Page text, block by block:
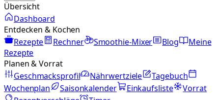
Übersicht
Dashboard
Entdecken & Kochen
Rezepte
Rechner Smoothie-Mixer Blog
Meine
Rezepte
Planen & Vorrat
Geschmacksprofil
Nährwertziele
Tagebuch
Wochenplan
Saisonkalender Einkaufsliste
Vorrat